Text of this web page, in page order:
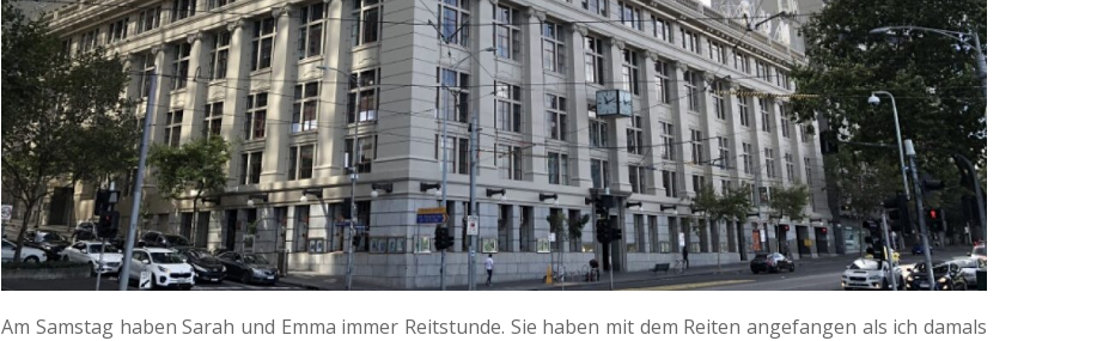
Am Samstag haben Sarah und Emma immer Reitstunde. Sie haben mit dem Reiten angefangen als ich damals